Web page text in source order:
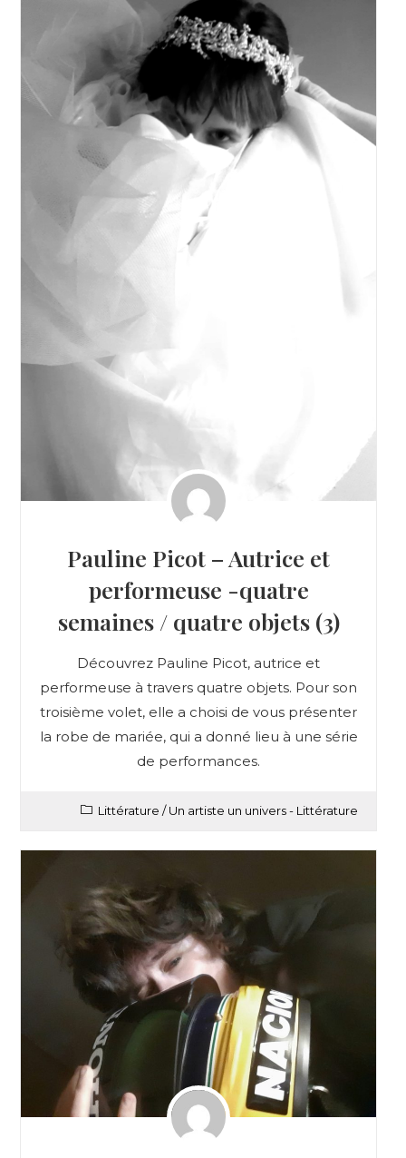
Pauline Picot – Autrice et
performeuse -quatre
semaines / quatre objets (3)
Découvrez Pauline Picot, autrice et
performeuse à travers quatre objets. Pour son
troisième volet, elle a choisi de vous présenter
la robe de mariée, qui a donné lieu à une série
de performances.
Littérature /Un artiste un univers - Littérature